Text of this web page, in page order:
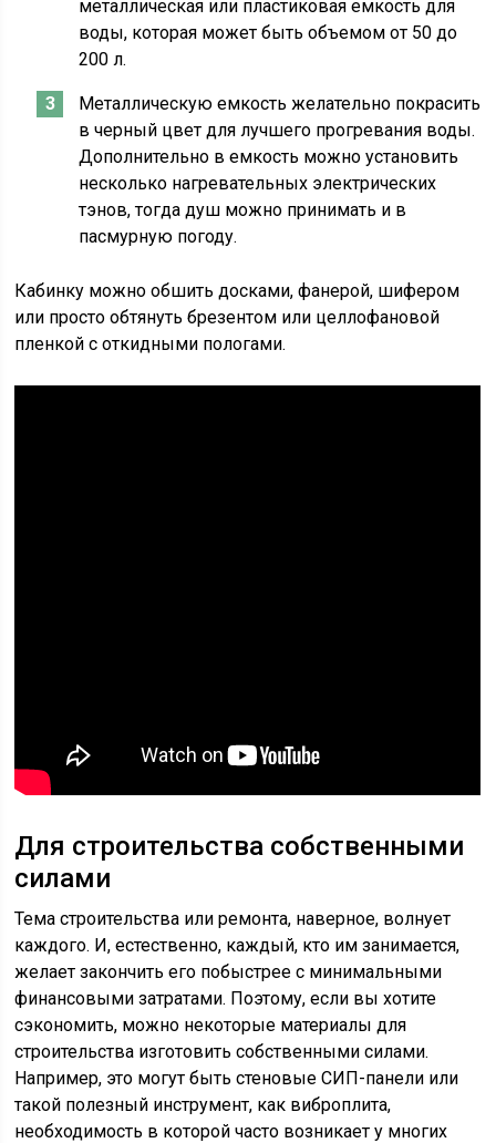
металлическая или пластиковая емкость для
воды, которая может быть объемом от 50 до
200 л.
Металлическую емкость желательно покрасить
в черный цвет для лучшего прогревания воды.
Дополнительно в емкость можно установить
несколько нагревательных электрических
тэнов, тогда душ можно принимать и в
пасмурную погоду.
Кабинку можно обшить досками, фанерой, шифером
или просто обтянуть брезентом или целлофановой
пленкой с откидными пологами.
Для строительства собственными
силами
Тема строительства или ремонта, наверное, волнует
каждого. И, естественно, каждый, кто им занимается,
желает закончить его побыстрее с минимальными
финансовыми затратами. Поэтому, если вы хотите
сэкономить, можно некоторые материалы для
строительства изготовить собственными силами.
Например, это могут быть стеновые СИП-панели или
такой полезный инструмент, как виброплита,
необходимость в которой часто возникает у многих